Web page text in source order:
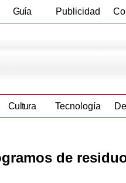
Guía Publicidad
Cultura Tecnología
de